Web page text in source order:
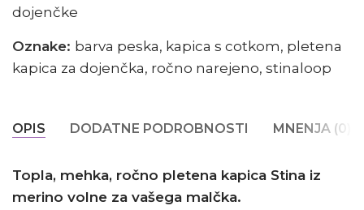
dojenčke
Oznake: barva peska, kapica s cotkom, pletena
kapica za dojenčka, ročno narejeno, stinaloop
OPIS DODATNE PODROBNOSTI MNENJA (0)
Topla, mehka, ročno pletena kapica Stina iz
merino volne za vašega malčka.